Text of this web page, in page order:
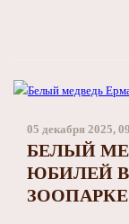
05 декабря 2025,
БЕЛЫЙ
ЮБИЛЕЙ
ЗООПАРКЕ